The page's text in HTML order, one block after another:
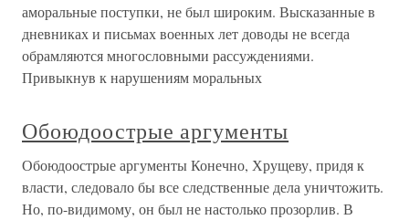
аморальные поступки, не был широким. Высказанные в
дневниках и письмах военных лет доводы не всегда
обрамляются многословными рассуждениями.
Привыкнув к нарушениям моральных
Обоюдоострые аргументы
Обоюдоострые аргументы Конечно, Хрущеву, придя к
власти, следовало бы все следственные дела уничтожить.
Но, по-видимому, он был не настолько прозорлив. В